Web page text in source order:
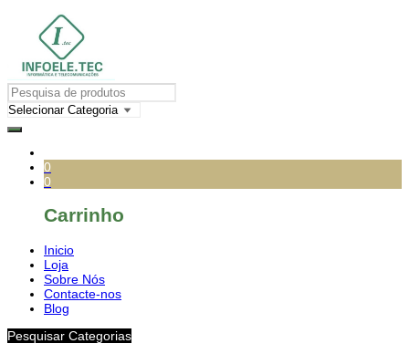
0
0
Carrinho
Inicio
Loja
Sobre Nós
Contacte-nos
Blog
Pesquisar Categorias